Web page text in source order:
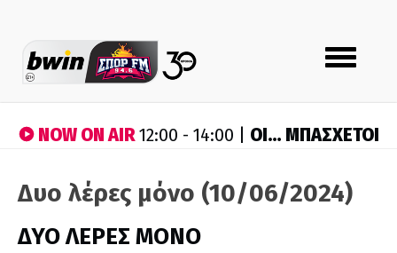
Toggle
navigation
NOW ON AIR12:00 - 14:00 | ΟΙ… ΜΠΑΣΧΕΤΟΙ
Δυο λέρες μόνο (10/06/2024)
ΔΥΟ ΛΕΡΕΣ ΜΟΝΟ